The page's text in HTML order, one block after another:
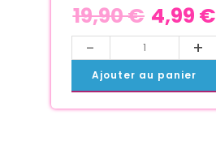
19,90€ 4,99 €
- +
Ajouter au panier